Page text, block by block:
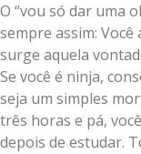
O “vou só dar uma
sempre assim:
surge aquela
Se você é ninja,
seja um simples
três horas e pá,
depois de estudar.